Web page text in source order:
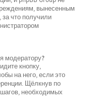
вынесенным
что получили
модератору?
кнопку,
на него, если это
Щёлкнув по
необходимых